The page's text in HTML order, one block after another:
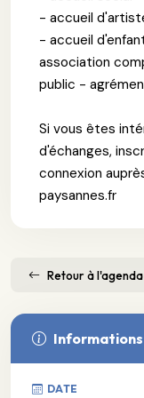
- accueil
- accueil
association
public -
Si vous êtes
d'échanges,
connexion
paysannes.fr
Retour à l'agenda
DATE